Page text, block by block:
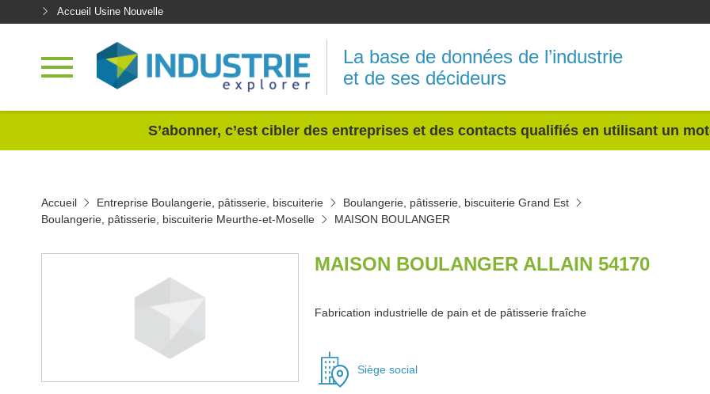
Accueil Usine Nouvelle
La base de données de l’industrie
et de ses décideurs
S’abonner, c’est cibler des entreprises et des contacts qualifiés en utilisant un
Accueil Entreprise Boulangerie, pâtisserie, biscuiterie
Boulangerie, pâtisserie, biscuiterie Grand Est
Boulangerie, pâtisserie, biscuiterie Meurthe-et-Moselle
MAISON BOULANGER
MAISON BOULANGER ALLAIN 54170
Fabrication industrielle de pain et de pâtisserie fraîche
Siège social